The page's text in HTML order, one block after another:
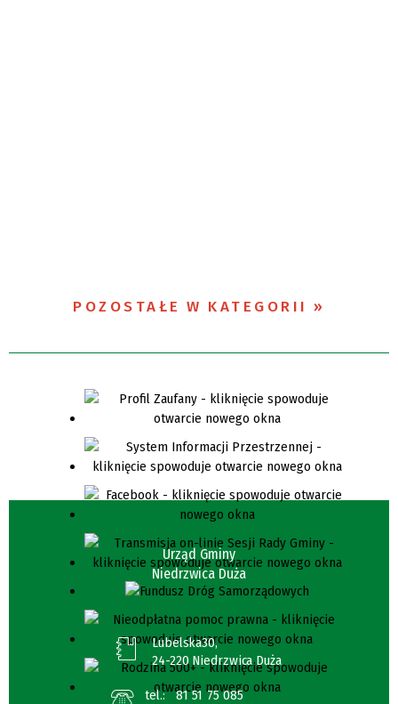
POZOSTAŁE W KATEGORII
Urząd Gminy
Niedrzwica Duża
Lubelska30,
24-220 Niedrzwica Duża
tel.:
81 51 75 085